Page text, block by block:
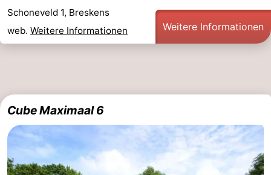
Schoneveld 1, Breskens
web. Weitere Informationen Weitere Informationen
Cube Maximaal 6